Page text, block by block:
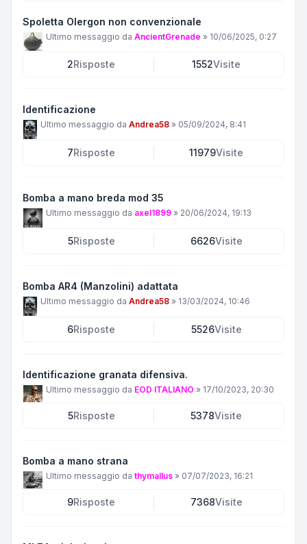
Spoletta Olergon non convenzionale
Ultimo messaggio da AncientGrenade » 10/06/2025, 0:27
2Risposte 1552Visite
Identificazione
Ultimo messaggio da Andrea58 » 05/09/2024, 8:41
7Risposte 11979Visite
Bomba a mano breda mod 35
Ultimo messaggio da axel1899 » 20/06/2024, 19:13
5Risposte 6626Visite
Bomba AR4 (Manzolini) adattata
Ultimo messaggio da Andrea58 » 13/03/2024, 10:46
6Risposte 5526Visite
Identificazione granata difensiva.
Ultimo messaggio da EOD ITALIANO » 17/10/2023, 20:30
5Risposte 5378Visite
Bomba a mano strana
Ultimo messaggio da thymallus » 07/07/2023, 16:21
9Risposte 7368Visite